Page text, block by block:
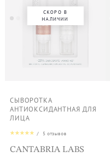
СКОРО В
НАЛИЧИИ
СЫВОРОТКА
АНТИОКСИДАНТНАЯ ДЛЯ
ЛИЦА
/ 5 отзывов
CANTABRIA LABS